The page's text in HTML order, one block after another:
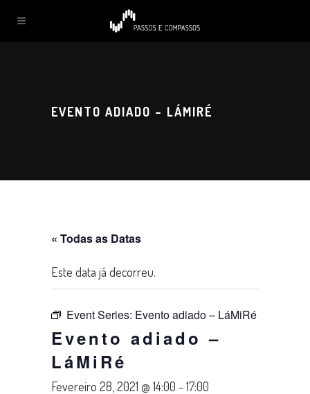
EVENTO ADIADO – LÁMIRÉ
« Todas as Datas
Este data já decorreu.
Event Series: Evento adiado – LáMiRé
Evento adiado –
LáMiRé
Fevereiro 28, 2021 @ 14:00 -17:00